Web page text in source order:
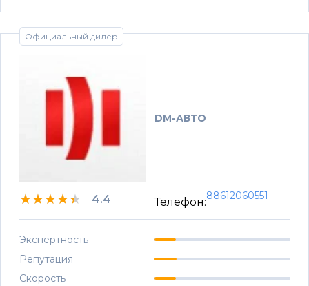
Официальный дилер
DM-АВТО
★★★★★
★★★★★
★★★★★ 4.4 Телефон:
88612060551
Экспертность
Репутация
Скорость